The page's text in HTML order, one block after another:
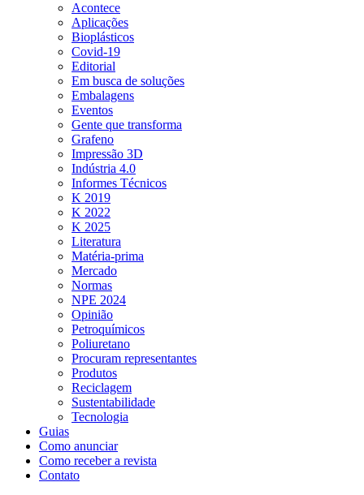
Acontece
Aplicações
Bioplásticos
Covid-19
Editorial
Em busca de soluções
Embalagens
Eventos
Gente que transforma
Grafeno
Impressão 3D
Indústria 4.0
Informes Técnicos
K 2019
K 2022
K 2025
Literatura
Matéria-prima
Mercado
Normas
NPE 2024
Opinião
Petroquímicos
Poliuretano
Procuram representantes
Produtos
Reciclagem
Sustentabilidade
Tecnologia
Guias
Como anunciar
Como receber a revista
Contato